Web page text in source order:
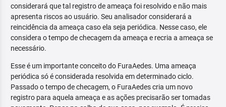
considerará que tal registro de ameaça foi resolvido e não mais
apresenta riscos ao usuário. Seu analisador considerará a
reincidência da ameaça caso ela seja periódica. Nesse caso, ele
considera o tempo de checagem da ameaça e recria a ameaça se
necessário.
Esse é um importante conceito do FuraAedes. Uma ameaça
periódica só é considerada resolvida em determinado ciclo.
Passado o tempo de checagem, o FuraAedes cria um novo
registro para aquela ameaça e as ações precisarão ser tomadas